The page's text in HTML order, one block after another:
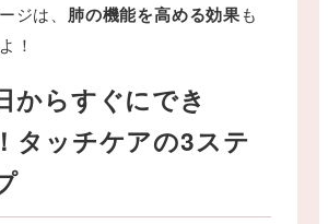
ジは、 肺の機能を高める効果も
！
からすぐにでき
タッチケアの3ステ